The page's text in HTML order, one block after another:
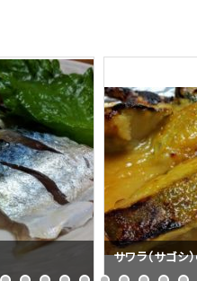


次へ

検索
サワラ（サゴシ